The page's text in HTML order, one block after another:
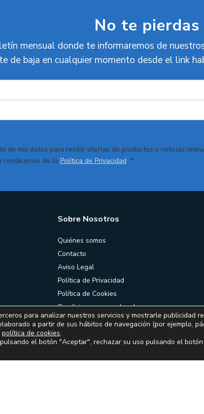
No te
mensual donde te informaremos de
de baja en cualquier momento desde el link
de mis datos para recibir ofertas de productos y noticias
condiciones de la Política de Privacidad. *
Sobre Nosotros
Quiénes somos
Contacto
Aviso Legal
Política de Privacidad
Política de Cookies
Condiciones generales de
contratación
para analizar nuestros servicios y mostrarle publicidad
a partir de sus hábitos de navegación (por ejemplo,
política de cookies.
el botón "Aceptar", rechazar su uso pulsando el